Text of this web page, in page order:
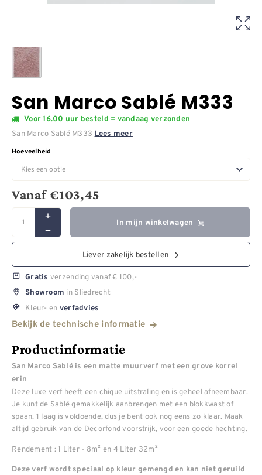
San Marco Sablé M333
Voor 16.00 uur besteld = vandaag verzonden
San Marco Sablé M333 Lees meer
Hoeveelheid
Vanaf€103,45
In mijn winkelwagen
Liever zakelijk bestellen
Gratis verzending vanaf € 100,-
Showroom in Sliedrecht
Kleur- en verfadvies
Bekijk de technische informatie
Productinformatie
San Marco Sablé is een matte muurverf met een grove korrel
erin
Deze luxe verf heeft een chique uitstraling en is geheel afneembaar.
Je kunt de Sablé gemakkelijk aanbrengen met een blokkwast of
spaan. 1 laag is voldoende, dus je bent ook nog eens zo klaar. Maak
altijd gebruik van de Decorfond voorstrijk, voor een goede hechting.
Rendement : 1 Liter - 8m² en 4 Liter 32m²
Deze verf wordt speciaal op kleur gemengd en kan niet geruild